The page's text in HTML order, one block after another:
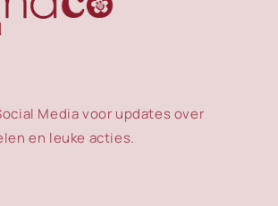
Media voor updates over
en leuke acties.